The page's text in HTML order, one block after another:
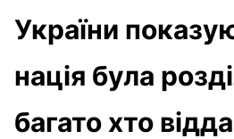
України
нація була
багато хто